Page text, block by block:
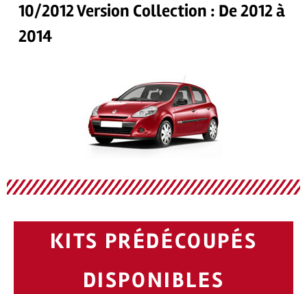
10/2012 Version Collection : De 2012 à
2014
KITS PRÉDÉCOUPÉS
DISPONIBLES